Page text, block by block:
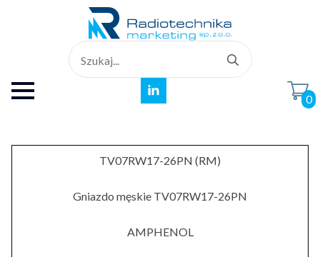
for:
0
TV07RW17-26PN (RM)
Gniazdo męskie TV07RW17-26PN
AMPHENOL